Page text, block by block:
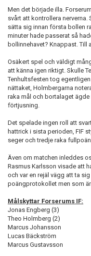
Men det började illa.
svårt att kontrollera nerverna.
sätta sig innan första bollen
minuter hade passerat så
bollinnehavet? Knappast. Till
Osäkert spel och väldigt
att känna igen riktigt. Skulle
Tenhultsfesten tog
nättaket, Holmbergarna
raka mål och bortalaget
förtjusning.
Det spelade ingen roll att
hattrick i sista perioden, FIF
seger och tredje raka
Även om matchen inleddes
Rasmus Karlsson visade att
och var en rejäl vägg att ta
poängprotokollet men som
Målskyttar Forserums IF:
Jonas Engberg (3)
Theo Holmberg (2)
Marcus Johansson
Lucas Bäckström
Marcus Gustavsson